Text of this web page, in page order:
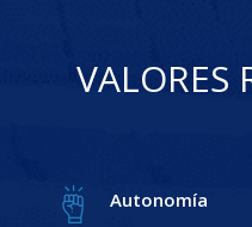
VALORES
Autonomía